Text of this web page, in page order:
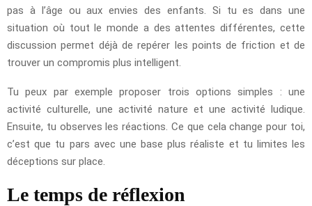
pas à l’âge ou aux envies des enfants. Si tu es dans une
situation où tout le monde a des attentes différentes, cette
discussion permet déjà de repérer les points de friction et de
trouver un compromis plus intelligent.
Tu peux par exemple proposer trois options simples : une
activité culturelle, une activité nature et une activité ludique.
Ensuite, tu observes les réactions. Ce que cela change pour toi,
c’est que tu pars avec une base plus réaliste et tu limites les
déceptions sur place.
Le temps de réflexion